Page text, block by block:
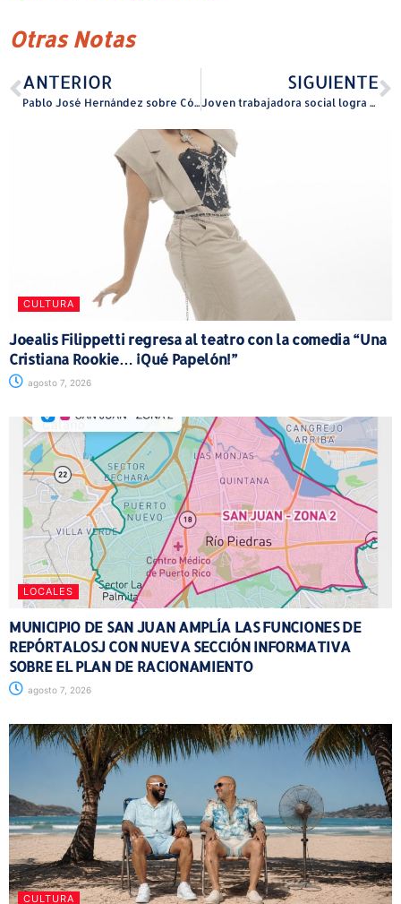
Otras Notas
ANTERIOR
Pablo José Hernández sobre Código Electoral: “Pasamos de la oposición a la acción
SIGUIENTE
Joven trabajadora social logra el primer cierre hipotecario con “Pronto Pa’ Tu Casa”
CULTURA
Joealis Filippetti regresa al teatro con la comedia “Una
Cristiana Rookie… ¡Qué Papelón!”
agosto 7, 2026
LOCALES
MUNICIPIO DE SAN JUAN AMPLÍA LAS FUNCIONES DE
REPÓRTALOSJ CON NUEVA SECCIÓN INFORMATIVA
SOBRE EL PLAN DE RACIONAMIENTO
agosto 7, 2026
CULTURA